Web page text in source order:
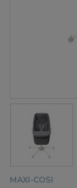
MAXI-COSI